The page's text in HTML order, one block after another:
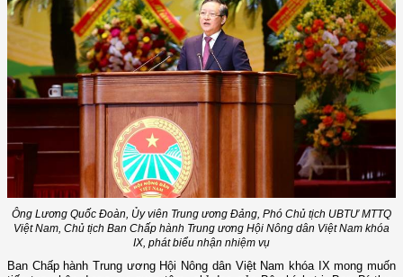
Ông Lương Quốc Đoàn, Ủy viên Trung ương Đảng, Phó Chủ tịch UBTƯ MTTQ
Việt Nam, Chủ tịch Ban Chấp hành Trung ương Hội Nông dân Việt Nam khóa
IX, phát biểu nhận nhiệm vụ
Ban Chấp hành Trung ương Hội Nông dân Việt Nam khóa IX mong muốn